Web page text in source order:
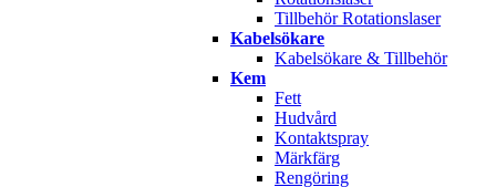
Tillbehör Rotationslaser
Kabelsökare
Kabelsökare & Tillbehör
Kem
Fett
Hudvård
Kontaktspray
Märkfärg
Rengöring